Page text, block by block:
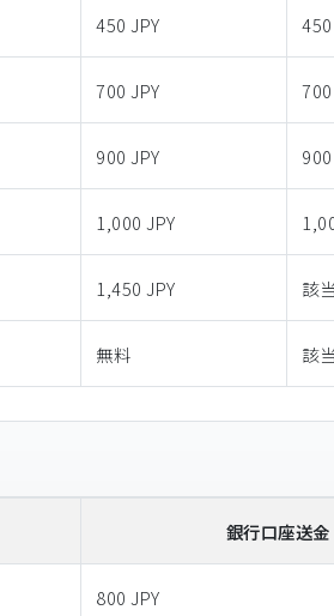
450 JPY
700 JPY
900 JPY
1,000 JPY
1,450 JPY 該
無料 該
銀行口座送金
800 JPY